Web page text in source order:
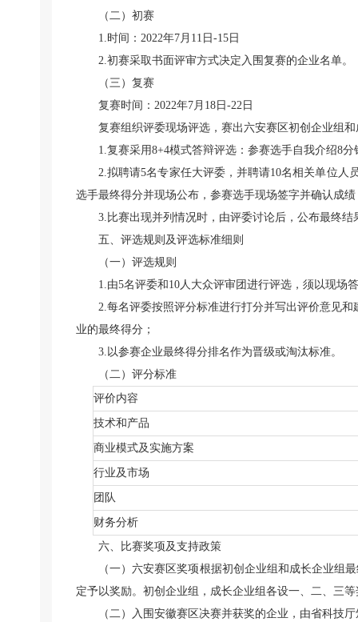
（二）初赛
1.时间：2022年7月11日-15日
2.初赛采取书面评审方式决定入围复赛的企业名单。
（三）复赛
复赛时间：2022年7月18日-22日
复赛组织评委现场评选，赛出六安赛区初创企业组
1.复赛采用8+4模式答辩评选：参赛选手自我介绍8
2.拟聘请5名专家任大评委，并聘请10名相关单位人
选手最终得分并现场公布，参赛选手现场签字并确认成绩
3.比赛出现并列情况时，由评委讨论后，公布最终结
五、评选规则及评选标准细则
（一）评选规则
1.由5名评委和10人大众评审团进行评选，须以现场
2.每名评委按照评分标准进行打分并写出评价意见
业的最终得分；
3.以参赛企业最终得分排名作为晋级或淘汰标准。
（二）评分标准
评价内容
技术和产品
商业模式及实施方案
行业及市场
团队
财务分析
六、比赛奖项及支持政策
（一）六安赛区奖项根据初创企业组和成长企业组
定予以奖励。初创企业组，成长企业组各设一、二、三
（二）入围安徽赛区决赛并获奖的企业，由省科技